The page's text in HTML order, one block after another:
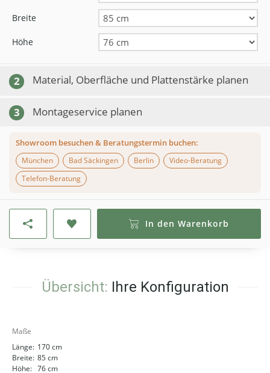
Breite
Höhe
2 Material, Oberfläche und Plattenstärke planen
3 Montageservice planen
Showroom besuchen & Beratungstermin buchen:
München
Bad Säckingen Berlin
Video-Beratung
Telefon-Beratung
In den Warenkorb
Übersicht: Ihre Konfiguration
Maße
Länge: 170 cm
Breite: 85 cm
Höhe: 76 cm